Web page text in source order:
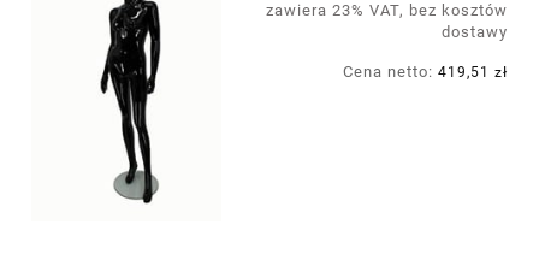
zawiera 23% VAT, bez kosztów
dostawy
Cena netto: 419,51 zł